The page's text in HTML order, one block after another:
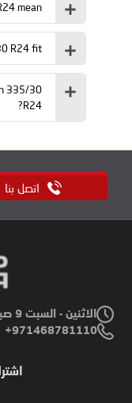
mean?
R24 fit?
335/30
R24?
اتصل بنا
الاثنين - السبت 9 صباحًا إلى 8 مساءً | الأحد 9 صباحًا إلى 6 مساءً
971468781110+